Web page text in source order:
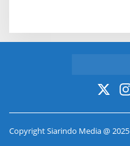
Copyright Siarindo Media @ 2025